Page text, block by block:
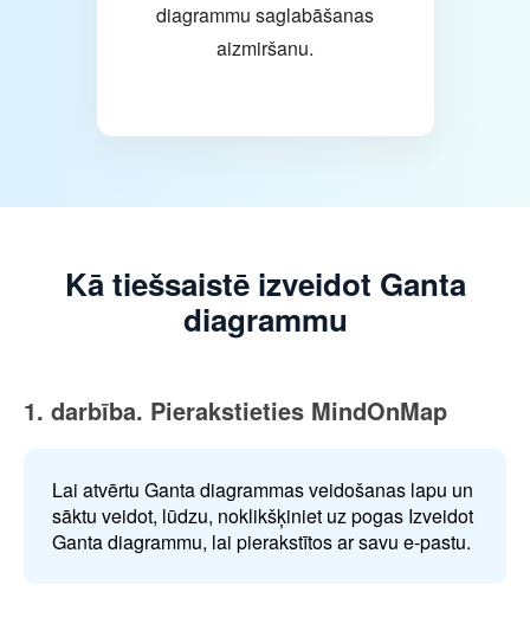
diagrammu saglabāšanas
aizmiršanu.
Kā tiešsaistē izveidot Ganta
diagrammu
1. darbība. Pierakstieties MindOnMap
Lai atvērtu Ganta diagrammas veidošanas lapu un
sāktu veidot, lūdzu, noklikšķiniet uz pogas Izveidot
Ganta diagrammu, lai pierakstītos ar savu e-pastu.